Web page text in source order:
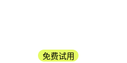
免费试用